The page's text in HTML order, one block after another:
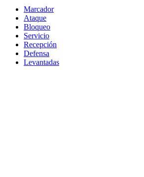
Marcador
Ataque
Bloqueo
Servicio
Recepción
Defensa
Levantadas